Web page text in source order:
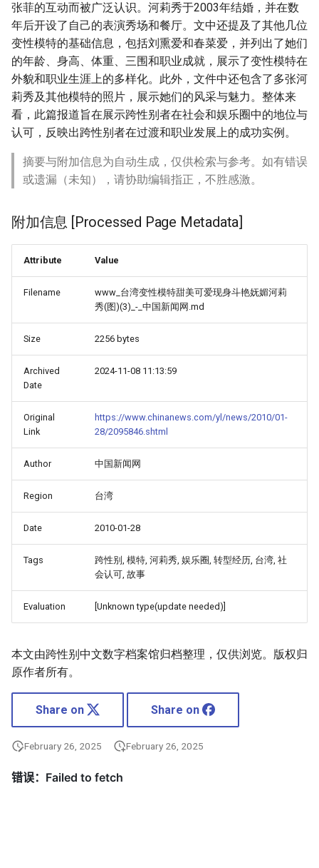
张菲的互动而被广泛认识。河莉秀于2003年结婚，并在数
年后开设了自己的表演秀场和餐厅。文中还提及了其他几位
变性模特的基础信息，包括刘熏爱和春菜爱，并列出了她们
的年龄、身高、体重、三围和职业成就，展示了变性模特在
外貌和职业生涯上的多样化。此外，文件中还包含了多张河
莉秀及其他模特的照片，展示她们的风采与魅力。整体来
看，此篇报道旨在展示跨性别者在社会和娱乐圈中的地位与
认可，反映出跨性别者在过渡和职业发展上的成功实例。
摘要与附加信息为自动生成，仅供检索与参考。如有错误
或遗漏（未知），请协助编辑指正，不胜感激。
附加信息 [Processed Page Metadata]
Attribute Value
Filename
www_台湾变性模特甜美可爱现身斗艳妩媚河莉
秀(图)(3)_-_中国新闻网.md
Size 2256 bytes
Archived
Date
2024-11-08 11:13:59
Original
Link
https://www.chinanews.com/yl/news/2010/01-
28/2095846.shtml
Author 中国新闻网
Region 台湾
Date 2010-01-28
Tags
跨性别, 模特, 河莉秀, 娱乐圈, 转型经历, 台湾, 社
会认可, 故事
Evaluation [Unknown type(update needed)]
本文由跨性别中文数字档案馆归档整理，仅供浏览。版权归
原作者所有。
Share on Share on
February 26, 2025 February 26, 2025